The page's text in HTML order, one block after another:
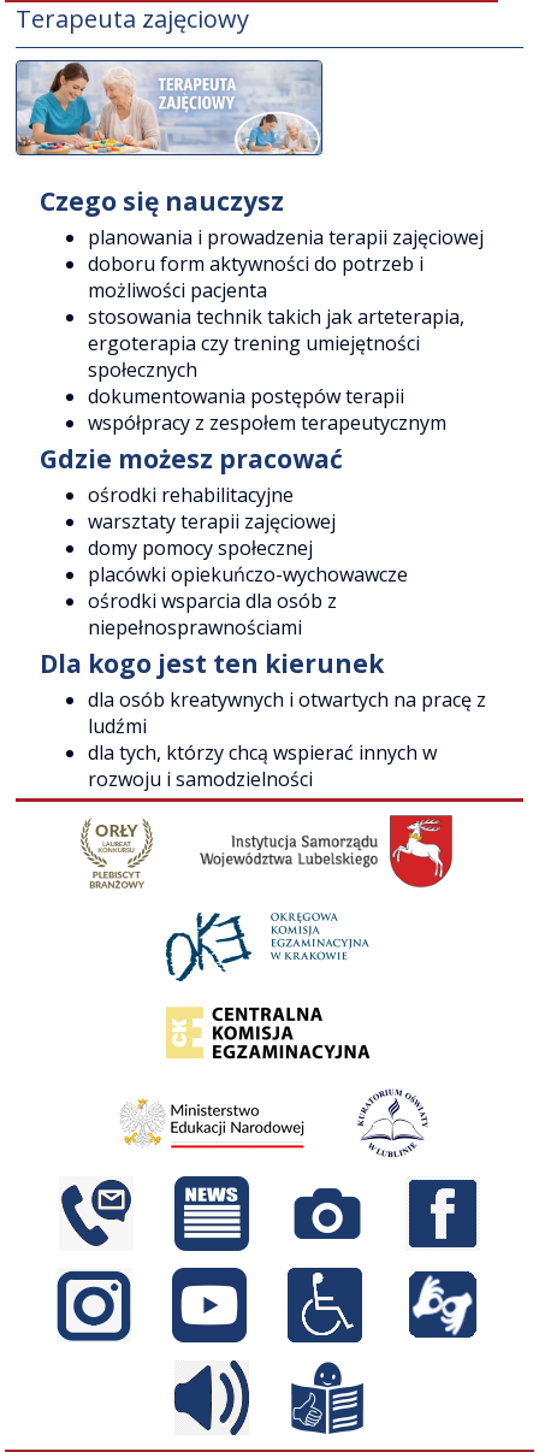
Terapeuta zajęciowy
Czego się nauczysz
planowania i prowadzenia terapii zajęciowej
doboru form aktywności do potrzeb i
możliwości pacjenta
stosowania technik takich jak arteterapia,
ergoterapia czy trening umiejętności
społecznych
dokumentowania postępów terapii
współpracy z zespołem terapeutycznym
Gdzie możesz pracować
ośrodki rehabilitacyjne
warsztaty terapii zajęciowej
domy pomocy społecznej
placówki opiekuńczo-wychowawcze
ośrodki wsparcia dla osób z
niepełnosprawnościami
Dla kogo jest ten kierunek
dla osób kreatywnych i otwartych na pracę z
ludźmi
dla tych, którzy chcą wspierać innych w
rozwoju i samodzielności